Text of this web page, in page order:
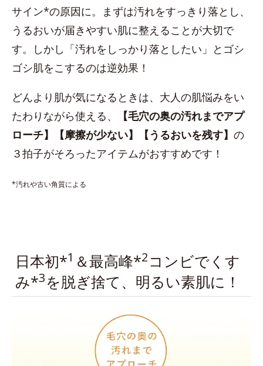
サイン*の原因に。まずは汚れをすっきり落とし、
うるおいが届きやすい肌に整えることが大切で
す。しかし「汚れをしっかり落としたい」とゴシ
ゴシ肌をこするのは逆効果！
どんより肌が気になるときは、大人の肌悩みをい
たわりながら使える、
【毛穴の奥の汚れまでアプ
ローチ】【摩擦が少ない】【うるおいを残す】 の
３拍子がそろったアイテムがおすすめです！
*汚れや古い角質による
日本初*1 ＆最高峰*2コンビでくす
み*3を脱ぎ捨て、明るい素肌に！